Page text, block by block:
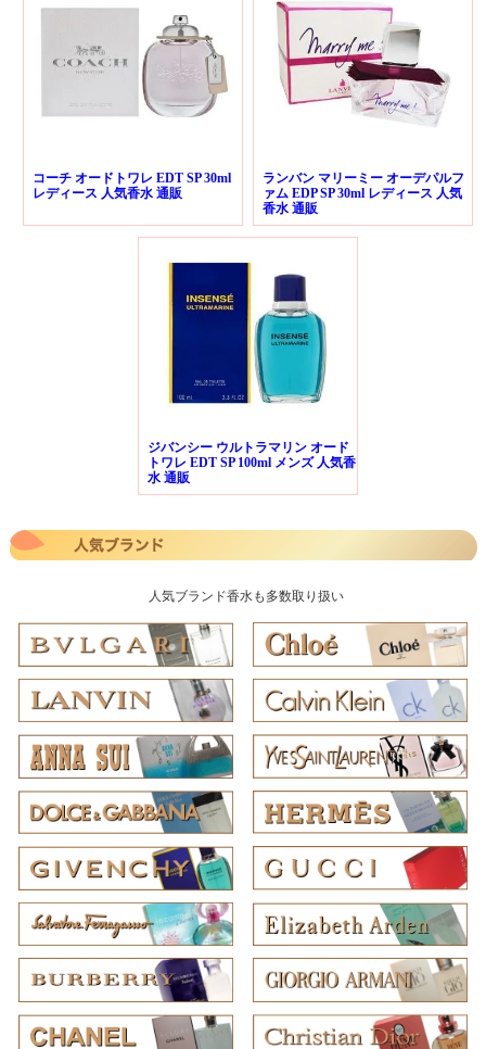
コーチ オードトワレ EDT SP 30ml
レディース 人気香水 通販
ランバン マリーミー オーデパルフ
ァム EDP SP 30ml レディース 人気
香水 通販
ジバンシー ウルトラマリン オード
トワレ EDT SP 100ml メンズ 人気香
水 通販
人気ブランド香水も多数取り扱い